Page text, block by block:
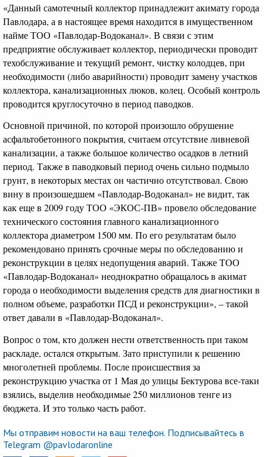
«Данный самотечный коллектор принадлежит акимату города
Павлодара, а в настоящее время находится в имущественном
найме ТОО «Павлодар-Водоканал». В связи с этим
предприятие обслуживает коллектор, периодически проводит
техобслуживание и текущий ремонт, чистку колодцев, при
необходимости (либо аварийности) проводит замену участков
коллектора, канализационных люков, колец. Особый контроль
проводится круглосуточно в период паводков.
Основной причиной, по которой произошло обрушение
асфальтобетонного покрытия, считаем отсутствие ливневой
канализации, а также большое количество осадков в летний
период. Также в паводковый период очень сильно подмыло
грунт, в некоторых местах он частично отсутствовал. Свою
вину в произошедшем «Павлодар-Водоканал» не видит, так
как еще в 2009 году ТОО «ЭКОС-ПВ» провело обследование
технического состояния главного канализационного
коллектора диаметром 1500 мм. По его результатам было
рекомендовано принять срочные меры по обследованию и
реконструкции в целях недопущения аварий. Также ТОО
«Павлодар-Водоканал» неоднократно обращалось в акимат
города о необходимости выделения средств для диагностики в
полном объеме, разработки ПСД и реконструкции», – такой
ответ давали в «Павлодар-Водоканал».
Вопрос о том, кто должен нести ответственность при таком
раскладе, остался открытым. Зато приступили к решению
многолетней проблемы. После происшествия за
реконструкцию участка от 1 Мая до улицы Бектурова все-таки
взялись, выделив необходимые 250 миллионов тенге из
бюджета. И это только часть работ.
Мы отправим новости на ваш телефон. Подписывайтесь в
Telegram @pavlodaronline